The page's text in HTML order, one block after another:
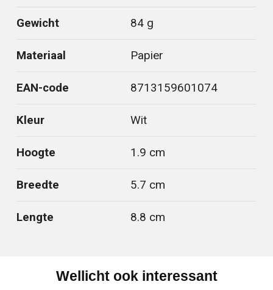
Gewicht 84 g
Materiaal Papier
EAN-code 8713159601074
Kleur Wit
Hoogte 1.9 cm
Breedte 5.7 cm
Lengte 8.8 cm
Wellicht ook interessant